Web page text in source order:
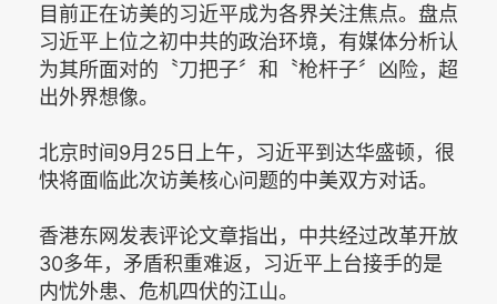
目前正在访美的习近平成为各界关注焦点。盘点
习近平上位之初中共的政治环境，有媒体分析认
为其所面对的〝刀把子〞和〝枪杆子〞凶险，超
出外界想像。
北京时间9月25日上午，习近平到达华盛顿，很
快将面临此次访美核心问题的中美双方对话。
香港东网发表评论文章指出，中共经过改革开放
30多年，矛盾积重难返，习近平上台接手的是
内忧外患、危机四伏的江山。